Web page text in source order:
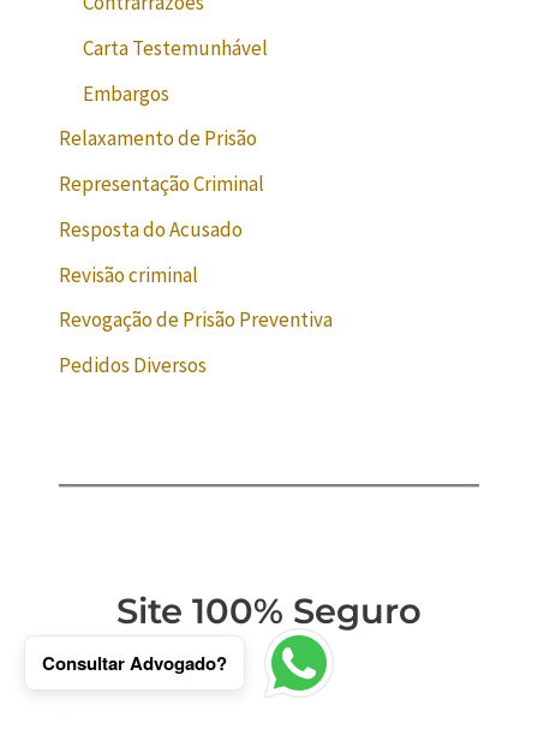
Carta Testemunhável
Embargos
Relaxamento de Prisão
Representação Criminal
Resposta do Acusado
Revisão criminal
Revogação de Prisão Preventiva
Pedidos Diversos
Site 100% Seguro
Consultar Advogado?